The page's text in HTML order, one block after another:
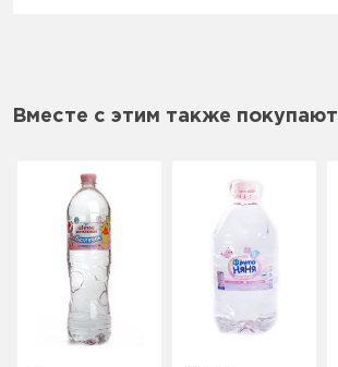
Вместе с этим также покупают